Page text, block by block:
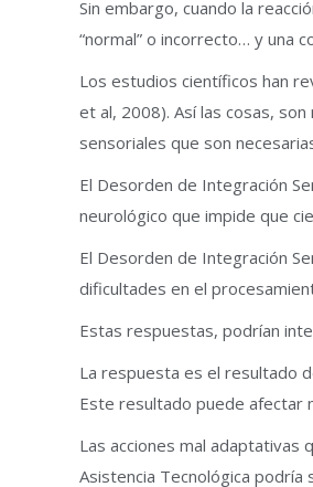
Sin embargo, cuando la
“normal” o incorrecto… y una
Los estudios científicos han
et al, 2008). Así las cosas,
sensoriales que son
El Desorden de Integración
neurológico que impide que
El Desorden de Integración
dificultades en el
Estas respuestas, podrían
La respuesta es el resultado
Este resultado puede afectar
Las acciones mal adaptativas
Asistencia Tecnológica